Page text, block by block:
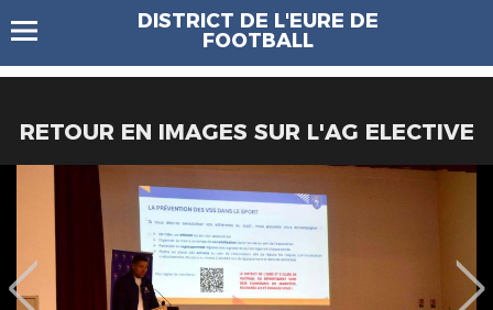
DISTRICT DE L'EURE DE
FOOTBALL
RETOUR EN IMAGES SUR L'AG ELECTIVE